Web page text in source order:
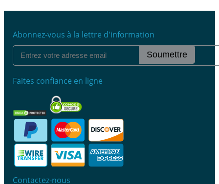
Abonnez-vous à la lettre d'information
Soumettre
Faites confiance en ligne
Contactez-nous